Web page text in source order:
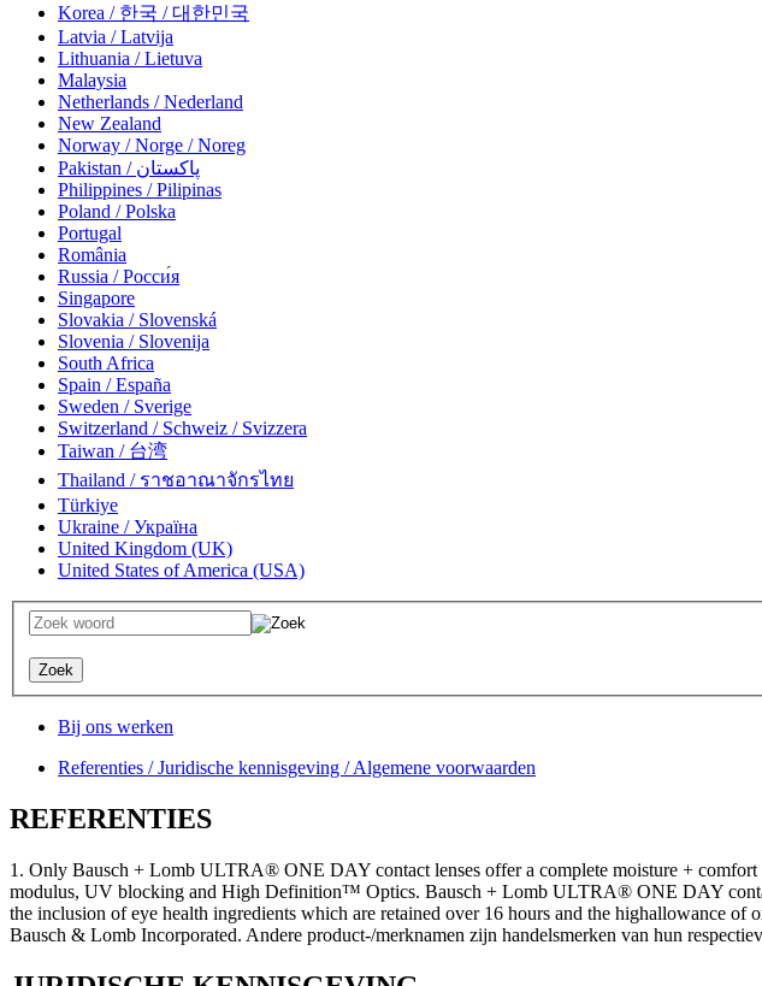
Korea / 한국 / 대한민국
Latvia / Latvija
Lithuania / Lietuva
Malaysia
Netherlands / Nederland
New Zealand
Norway / Norge / Noreg
Pakistan / پاکستان
Philippines / Pilipinas
Poland / Polska
Portugal
România
Russia / Росси́я
Singapore
Slovakia / Slovenská
Slovenia / Slovenija
South Africa
Spain / España
Sweden / Sverige
Switzerland / Schweiz / Svizzera
Taiwan / 台湾
Thailand / ราชอาณาจักรไทย
Türkiye
Ukraine / Україна
United Kingdom (UK)
United States of America (USA)
Bij ons werken
Referenties / Juridische kennisgeving / Algemene voorwaarden
REFERENTIES
1. Only Bausch + Lomb ULTRA® ONE DAY contact lenses offer a complete moisture +
modulus, UV blocking and High Definition™ Optics. Bausch + Lomb ULTRA® ONE DAY
the inclusion of eye health ingredients which are retained over 16 hours and the highallowance
Bausch & Lomb Incorporated. Andere product-/merknamen zijn handelsmerken van hun